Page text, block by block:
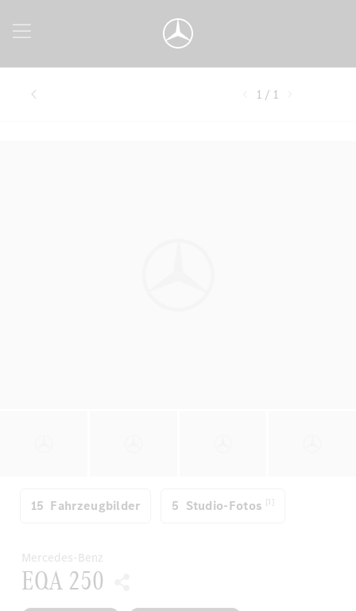
1 / 1
15 Fahrzeugbilder 5 Studio-Fotos [1]
Mercedes-Benz
EQA 250